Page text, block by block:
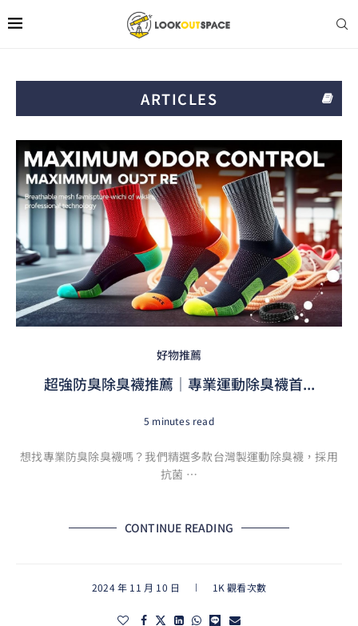
ARTICLES
好物推薦
超強防臭除臭襪推薦｜專業運動除臭襪首...
5 minutes read
想找專業防臭除臭襪嗎？我們精選多款台灣製運動除臭襪，採用
抗菌 …
CONTINUE READING
2024 年 11 月 10 日 1K 觀看次數